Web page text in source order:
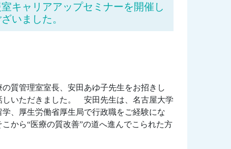
キャリアアップセミナーを開催し
いました。
質管理室室長、安田あゆ子先生をお招きし
しいただきました。 安田先生は、名古屋大学
、厚生労働省厚生局で行政職をご経験にな
から“医療の質改善”の道へ進んでこられた方